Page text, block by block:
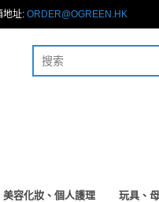
地址: ORDER@OGREEN.HK
美容化妝、個人護理 玩具、